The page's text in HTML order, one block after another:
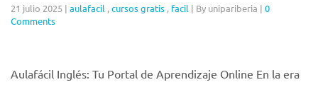
21 julio 2025 | aulafacil ,cursos gratis , facil | By unipariberia | 0
Comments
Aulafácil Inglés: Tu Portal de Aprendizaje Online En la era